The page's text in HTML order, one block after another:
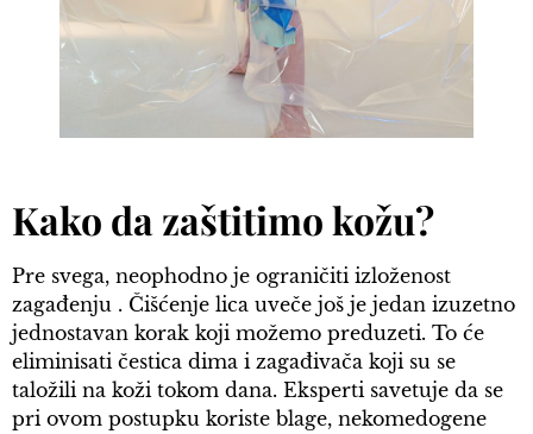
Kako da zaštitimo kožu?
Pre svega, neophodno je ograničiti izloženost
zagađenju . Čišćenje lica uveče još je jedan izuzetno
jednostavan korak koji možemo preduzeti. To će
eliminisati čestica dima i zagađivača koji su se
taložili na koži tokom dana. Eksperti savetuje da se
pri ovom postupku koriste blage, nekomedogene